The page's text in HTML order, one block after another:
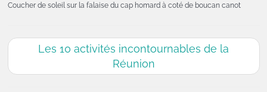
Coucher de soleil sur la falaise du cap homard à coté de boucan canot
Les 10 activités incontournables de la
Réunion